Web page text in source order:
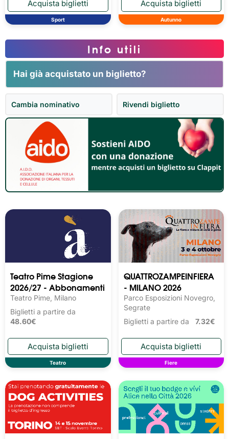
Sport Autunno
Teatro Pime Stagione
2026/27 - Abbonamenti
Teatro Pime, Milano
Biglietti a partire da
48.60€
Teatro
QUATTROZAMPEINFIERA
- MILANO 2026
Parco Esposizioni Novegro,
Segrate
Biglietti a partire da 7.32€
Fiere
Info utili
Hai già acquistato un biglietto?
Cambia nominativo Rivendi biglietto